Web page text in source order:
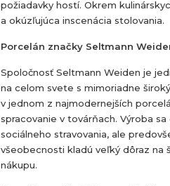
požiadavky hostí. Okrem
a okúzľujúca inscenácia stolovania.
Porcelán značky Seltmann
Spoločnosť Seltmann Weiden je
na celom svete s mimoriadne
v jednom z najmodernejších
spracovanie v továrňach. Výroba
sociálneho stravovania, ale
všeobecnosti kladú veľký dôraz
nákupu.